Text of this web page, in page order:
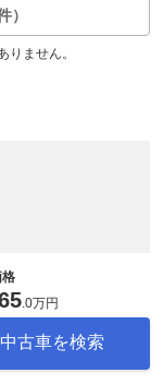
）
ません。
.0万円
中古車を検索